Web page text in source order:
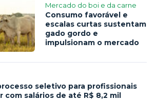
Mercado do boi e da carne
Consumo favorável e
escalas curtas sustentam
gado gordo e
impulsionam o mercado
seletivo para profissionais
com salários de até R$ 8,2 mil